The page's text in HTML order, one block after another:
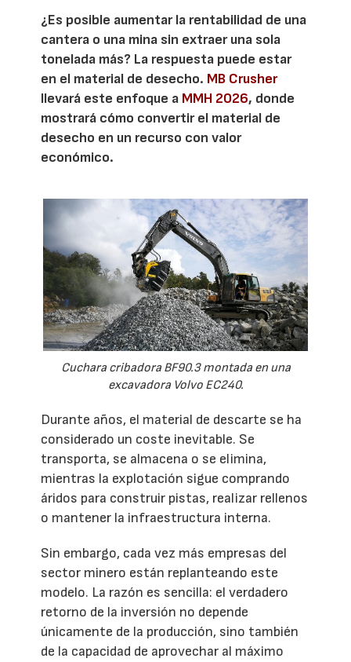
¿Es posible aumentar la rentabilidad de una
cantera o una mina sin extraer una sola
tonelada más? La respuesta puede estar
en el material de desecho. MB Crusher
llevará este enfoque a MMH 2026, donde
mostrará cómo convertir el material de
desecho en un recurso con valor
económico.
Cuchara cribadora BF90.3 montada en una
excavadora Volvo EC240.
Durante años, el material de descarte se ha
considerado un coste inevitable. Se
transporta, se almacena o se elimina,
mientras la explotación sigue comprando
áridos para construir pistas, realizar rellenos
o mantener la infraestructura interna.
Sin embargo, cada vez más empresas del
sector minero están replanteando este
modelo. La razón es sencilla: el verdadero
retorno de la inversión no depende
únicamente de la producción, sino también
de la capacidad de aprovechar al máximo